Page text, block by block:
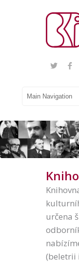
určena
(beletrii